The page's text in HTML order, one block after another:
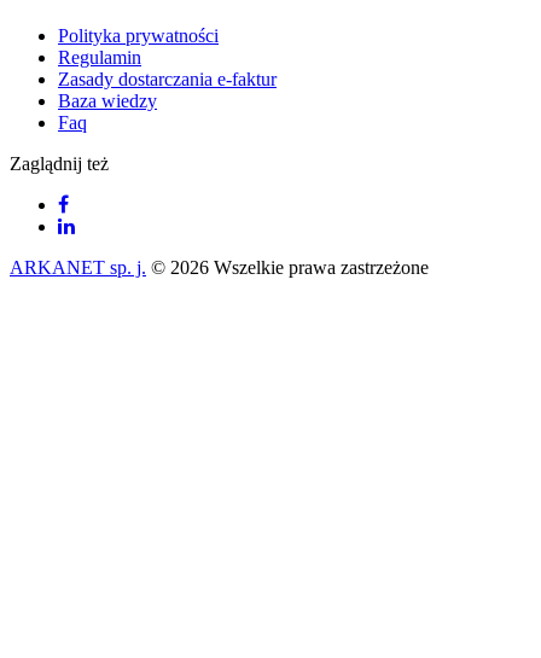
Polityka prywatności
Regulamin
Zasady dostarczania e-faktur
Baza wiedzy
Faq
Zaglądnij też
ARKANET sp. j. © 2026 Wszelkie prawa zastrzeżone